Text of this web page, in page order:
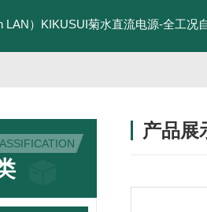
LAN）KIKUSUI菊水直流电源-全工况
产品展